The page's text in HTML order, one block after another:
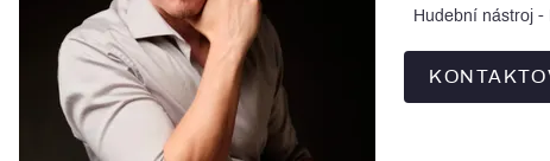
Hudební nástroj -